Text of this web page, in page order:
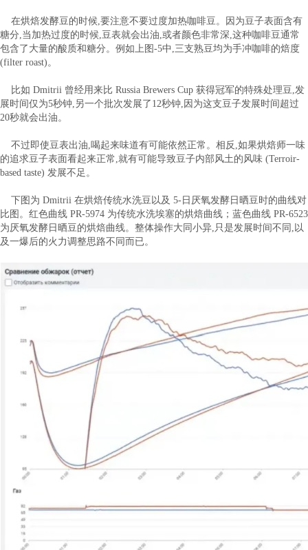
在烘焙发酵豆的时候,要注意不要过度加热咖啡豆。因为豆子表面含有
糖分,当加热过度的时候,豆表就会出油,或者颜色非常深,这种咖啡豆通常
包含了大量的酸质和糖分。例如上图-5中,三支熟豆均为手冲咖啡的焙度
(filter roast)。
比如 Dmitrii 曾经用来比 Russia Brewers Cup 获得冠军的特殊处理豆,发
展时间仅为5秒钟,另一个批次发展了12秒钟,因为这支豆子发展时间超过
20秒就会出油。
不过即使豆表出油,喝起来味道有可能依然正常。相反,如果烘焙师一味
的追求豆子表面看起来正常,就有可能导致豆子内部风土的风味 (Terroir-
based taste) 发展不足。
下图为 Dmitrii 在烘焙传统水洗豆以及 5-日厌氧发酵日晒豆时的曲线对
比图。红色曲线 PR-5974 为传统水洗埃塞的烘焙曲线；蓝色曲线 PR-6523
为厌氧发酵日晒豆的烘焙曲线。整体操作大同小异,只是发展时间不同,以
及一爆后的火力调整思路不同而已。